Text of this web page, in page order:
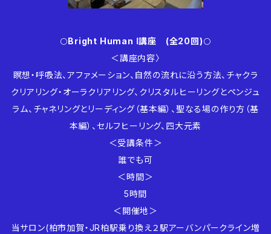
🌕 Bright Human Ⅰ講座 (全20回)🌕
＜講座内容〉
瞑想・呼吸法、アファメーション、自然の流れに沿う方法、チャクラ
クリアリング・オーラクリアリング、クリスタルヒーリングとペンジュ
ラム、チャネリングとリーディング（基本編）、聖なる場の作り方（基
本編）、セルフヒーリング、四大元素
＜受講条件＞
誰でも可
＜時間＞
5時間
＜開催地＞
当サロン(柏市加賀・JR柏駅乗り換え２駅アーバンパークライン増